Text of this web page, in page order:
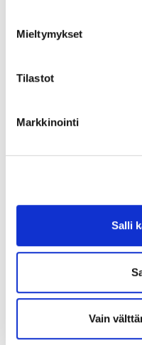
Mieltymykset
Tilastot
Markkinointi
Salli
Vain
24.2.2026
Porvoon
kaupunkimaisesti
kehysalueen
9.4.2025
Helsingin
Vuoden 2024
elinvoimaindeksi